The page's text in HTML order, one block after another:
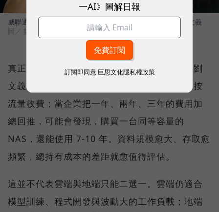
威聯通科技（QNAP）總經理暨威強電集團（IEI）董事長 劉文義
圖／ 數位時代
真正讓更多企業回頭計算的，則是長期成本。劉
文義指出，資料上傳雲端可能免費，下載卻會按
流量收費；當企業把一年、兩年、三年的費用加
總回推，可能會發現，購買一台同等容量的
NAS，還能使用 7-10 年。資料規模愈大、存取愈
頻繁，總持有成本的差距就愈值得評估。
這並不代表雲端與地端只能二選一。雲端仍適合
模型訓練、程式開發與波動大的工作負載；地端
一AI》圖解日報
訂閱即同意 巨思文化隱私權政策